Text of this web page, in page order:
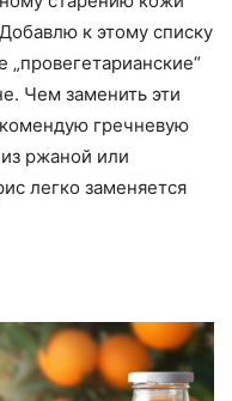
к этому списку
„провегетарианские“
Чем заменить эти
гречневую
ржаной или
легко заменяется